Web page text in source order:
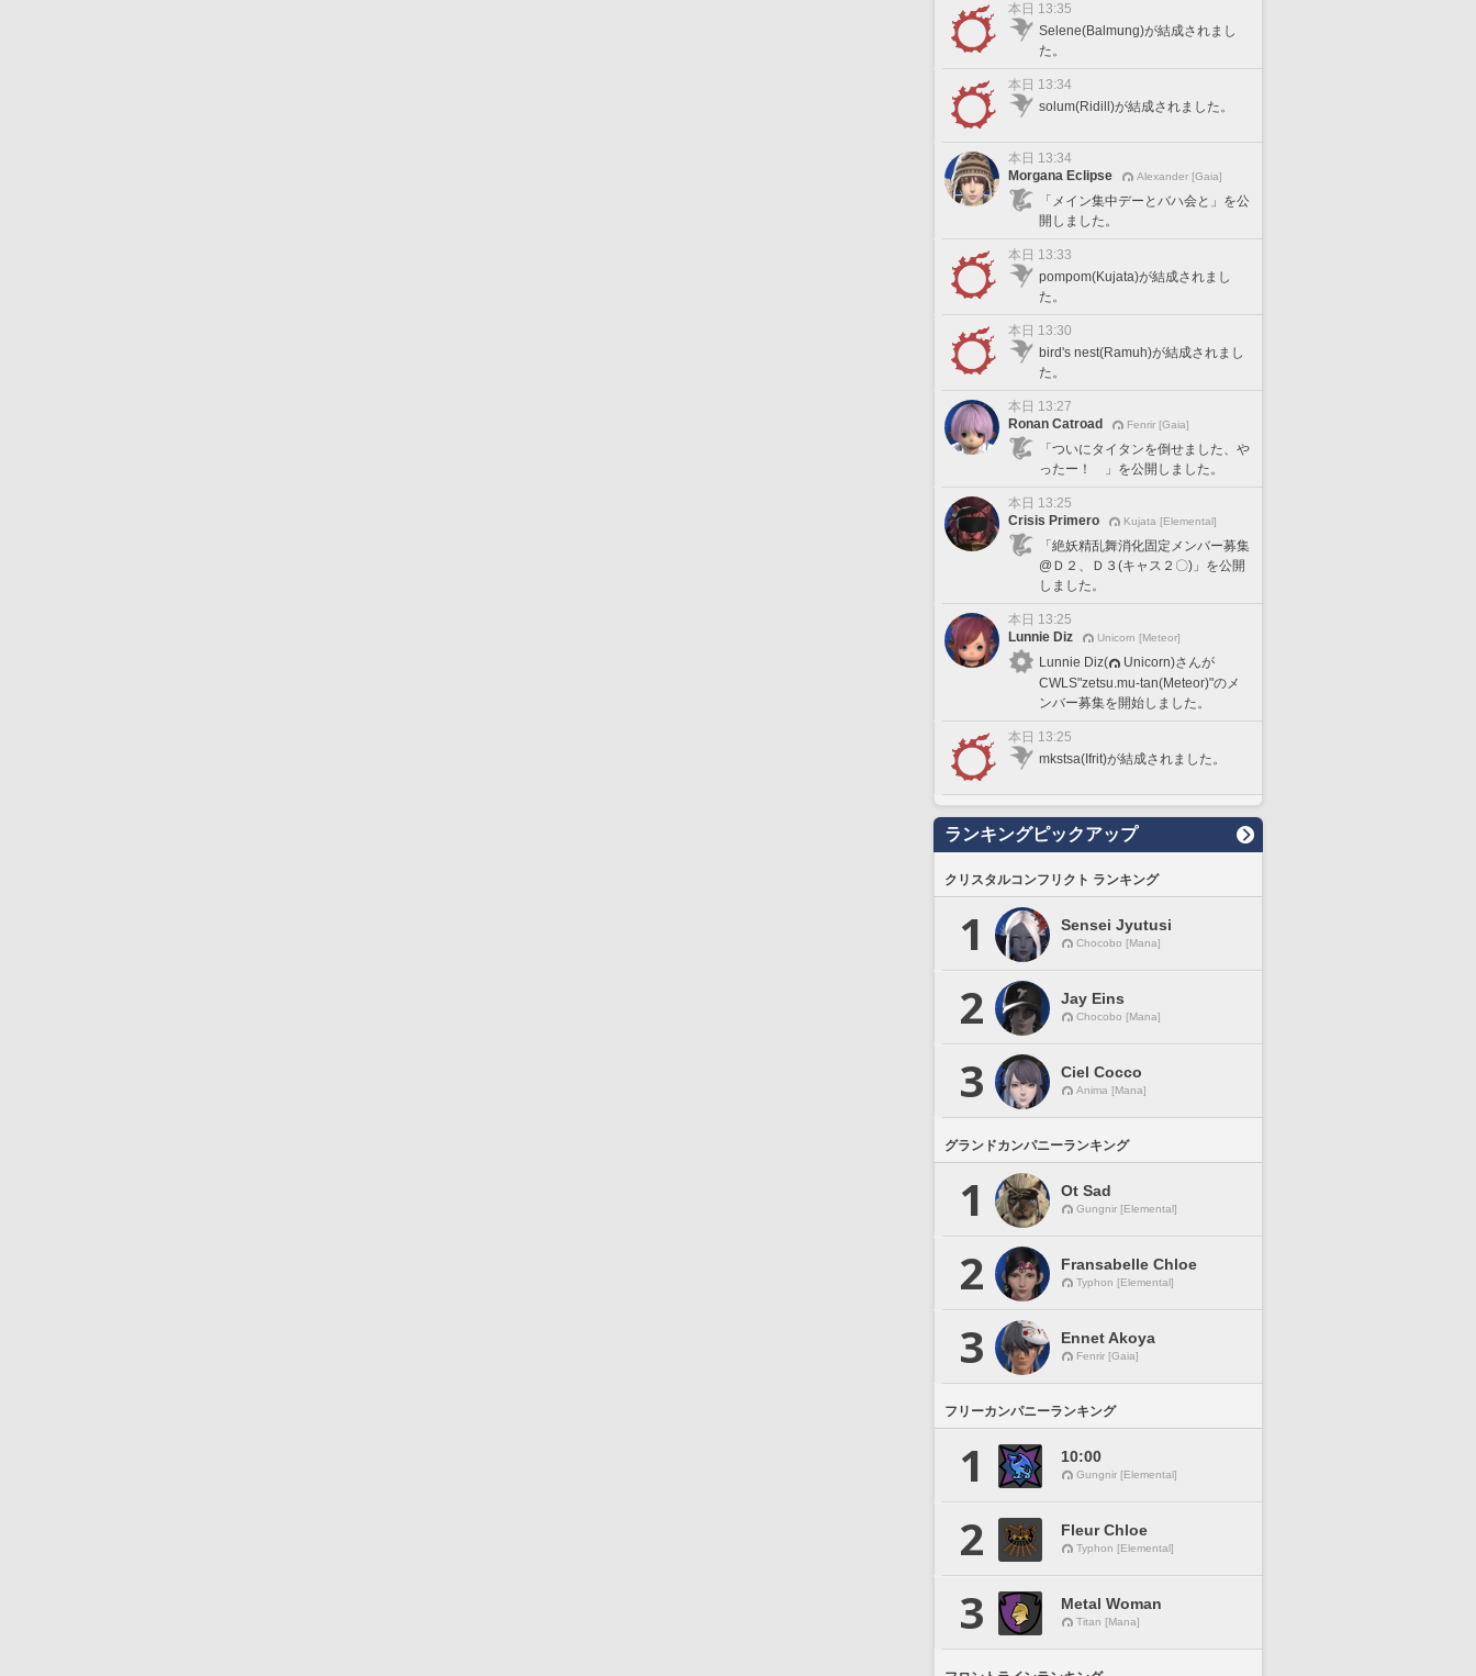
本日 13:35
Selene(Balmung)が結成されまし
た。
本日 13:34
solum(Ridill)が結成されました。
本日 13:34
Morgana Eclipse
Alexander [Gaia]
「メイン集中デーとバハ会と」を公
開しました。
本日 13:33
pompom(Kujata)が結成されまし
た。
本日 13:30
bird's nest(Ramuh)が結成されまし
た。
本日 13:27
Ronan Catroad
Fenrir [Gaia]
「ついにタイタンを倒せました、や
ったー！ 」を公開しました。
本日 13:25
Crisis Primero
Kujata [Elemental]
「絶妖精乱舞消化固定メンバー募集
@Ｄ２、Ｄ３(キャス２〇)」を公開
しました。
本日 13:25
Lunnie Diz
Unicorn [Meteor]
Lunnie Diz(
Unicorn)さんが
CWLS"zetsu.mu-tan(Meteor)"のメ
ンバー募集を開始しました。
本日 13:25
mkstsa(Ifrit)が結成されました。
ランキングピックアップ
クリスタルコンフリクト ランキング
1 Sensei Jyutusi
Chocobo [Mana]
2 Jay Eins
Chocobo [Mana]
3 Ciel Cocco
Anima [Mana]
グランドカンパニーランキング
1 Ot Sad
Gungnir [Elemental]
2 Fransabelle Chloe
Typhon [Elemental]
3 Ennet Akoya
Fenrir [Gaia]
フリーカンパニーランキング
1 10:00
Gungnir [Elemental]
2 Fleur Chloe
Typhon [Elemental]
3 Metal Woman
Titan [Mana]